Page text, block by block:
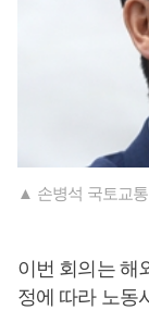
▲ 손병석 국토교
이번 회의는 해
정에 따라 노동